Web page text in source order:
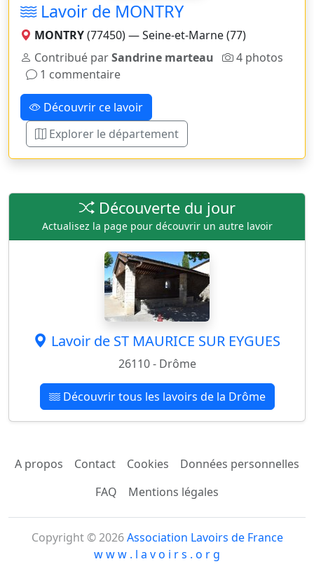
Lavoir de MONTRY
MONTRY(77450) — Seine-et-Marne (77)
Contribué parSandrine marteau
4 photos
1 commentaire
Découvrir ce lavoir
Explorer le département
Découverte du jour
Actualisez la page pour découvrir un autre lavoir
Lavoir de ST MAURICE SUR EYGUES
26110 - Drôme
Découvrir tous les lavoirs de la Drôme
A propos Contact Cookies
Données personnelles
FAQ
Mentions légales
Copyright © 2026Association Lavoirs de France
w w w . l a v o i r s . o r g